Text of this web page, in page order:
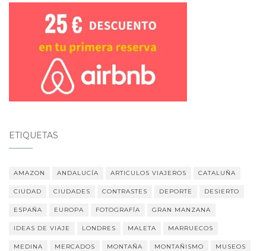
ETIQUETAS
AMAZON ANDALUCÍA ARTICULOS VIAJEROS CATALUÑA
CIUDAD CIUDADES CONTRASTES DEPORTE DESIERTO
ESPAÑA EUROPA FOTOGRAFÍA GRAN MANZANA
IDEAS DE VIAJE LONDRES MALETA MARRUECOS
MEDINA MERCADOS MONTAÑA MONTAÑISMO MUSEOS